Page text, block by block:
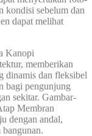
kondisi sebelum dan
dapat melihat
Kanopi
memberikan
dinamis dan fleksibel
bagi pengunjung
sekitar. Gambar-
Membran
dengan andal,
bangunan.